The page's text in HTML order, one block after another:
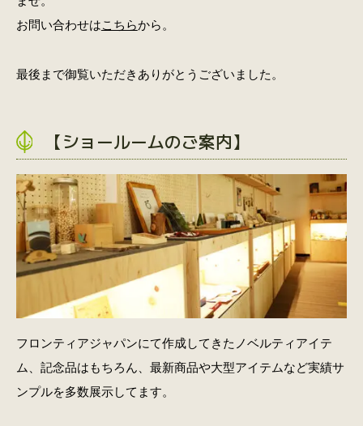
お問い合わせはこちらから。
最後まで御覧いただきありがとうございました。
【ショールームのご案内】
フロンティアジャパンにて作成してきたノベルティアイテ
ム、記念品はもちろん、最新商品や大型アイテムなど実績サ
ンプルを多数展示してます。